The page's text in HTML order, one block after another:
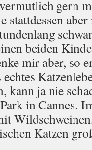
gern
stattdessen
beiden
mir aber, so
kann ja nie
in Cannes.
Katzen